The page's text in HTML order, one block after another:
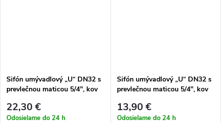
Sifón umývadlový „U“ DN32 s
prevlečnou maticou 5/4", kov
22,30 €
Odosielame do 24 h
Sifón umývadlový „U“ DN32 s
prevlečnou maticou 5/4", kov
13,90 €
Odosielame do 24 h